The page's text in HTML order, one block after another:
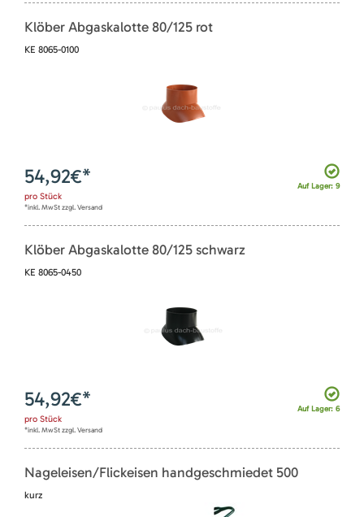
Klöber Abgaskalotte 80/125 rot
KE 8065-0100
Auf Lager: 9
54,92€*
pro Stück
*inkl. MwSt zzgl. Versand
Klöber Abgaskalotte 80/125 schwarz
KE 8065-0450
Auf Lager: 6
54,92€*
pro Stück
*inkl. MwSt zzgl. Versand
Nageleisen/Flickeisen handgeschmiedet 500
kurz